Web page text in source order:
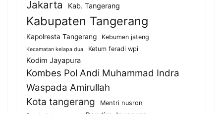
Jakarta Kab. Tangerang
Kabupaten Tangerang
Kapolresta Tangerang Kebumen jateng
Kecamatan kelapa dua Ketum feradi wpi
Kodim Jayapura
Kombes Pol Andi Muhammad Indra
Waspada Amirullah
Kota tangerang
Mentri nusron